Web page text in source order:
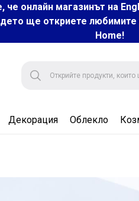
онлайн магазинът на
ще откриете
Home!
Декорация Облекло